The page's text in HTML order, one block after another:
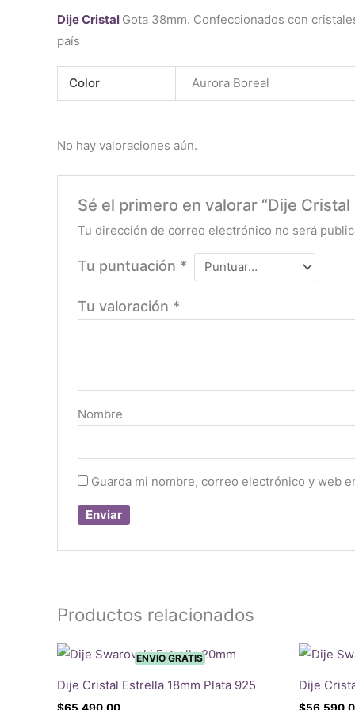
Dije Cristal Gota 38mm. Confeccionados con
país
Color Aurora Boreal
No hay valoraciones aún.
Sé el primero en valorar “Dije
Tu dirección de correo electrónico no será
Tu puntuación *
Tu valoración *
Nombre
Guarda mi nombre, correo electrónico y web
Productos relacionados
ENVIO GRATIS
Dije Cristal Estrella 18mm Plata 925 Dije